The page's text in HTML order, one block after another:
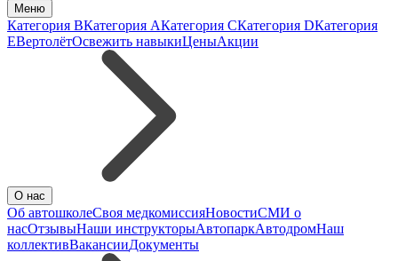
Меню
Категория BКатегория AКатегория CКатегория DКатегория
EВертолётОсвежить навыкиЦеныАкции
О нас
Об автошколеСвоя медкомиссияНовостиСМИ о
насОтзывыНаши инструкторыАвтопаркАвтодромНаш
коллективВакансииДокументы